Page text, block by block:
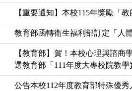
【重要通知】本校115年獎勵「
教育部函轉衛生福利部訂定「人
【教育部】賀！本校心理與諮
選教育部「111年度大專校院教學
公告本校112年度教育部特殊優